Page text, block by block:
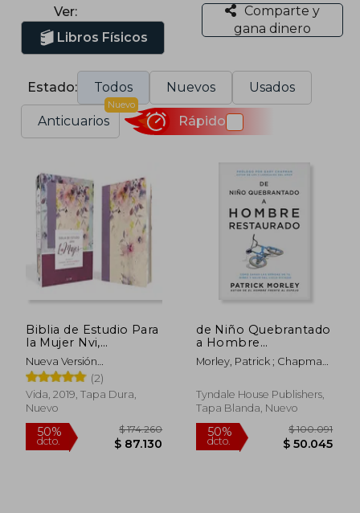
Ver:
Libros Físicos
Comparte y
gana dinero
Estado: Todos Nuevos Usados
Anticuarios
Nuevo
Rápido
Biblia de Estudio Para
la Mujer Nvi,
Leathersoft
Nueva Versión
Internacional(2)
Vida, 2019, Tapa Dura,
Nuevo
de Niño Quebrantado
a Hombre
Restaurado: Cómo
Sanar Las Heridas de
Ciclo Vicioso
Morley, Patrick ; Chapman,
Tyndale House Publishers,
Tapa Blanda, Nuevo